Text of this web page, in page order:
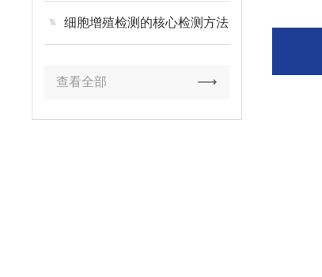
细胞增殖检测的核心检测方法
查看全部